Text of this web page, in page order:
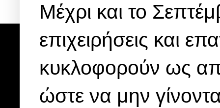
Μέχρι και το
επιχειρήσεις και
κυκλοφορούν ως
ώστε να μην